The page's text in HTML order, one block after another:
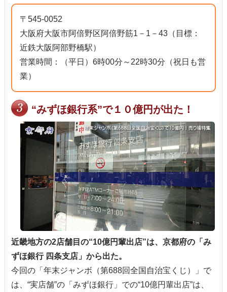
〒545-0052
大阪府大阪市阿倍野区阿倍野筋1－1－43（目標：
近鉄大阪阿部野橋駅）
営業時間：（平日）6時00分～22時30分（祝日も営
業）
“みずほ銀行系”で１０億円が出た！
近畿地方の2店舗目の“10億円輩出店”は、京都府の「み
ずほ銀行 四条支店」から出た。
今回の「年末ジャンボ（第688回全国自治宝くじ）」で
は、“実店舗”の「みずほ銀行」での“10億円輩出店”は、